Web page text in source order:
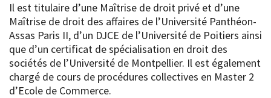
Il est titulaire d’une Maîtrise de droit privé et d’une
Maîtrise de droit des affaires de l’Université Panthéon-
Assas Paris II, d’un DJCE de l’Université de Poitiers ainsi
que d’un certificat de spécialisation en droit des
sociétés de l’Université de Montpellier. Il est également
chargé de cours de procédures collectives en Master 2
d’Ecole de Commerce.